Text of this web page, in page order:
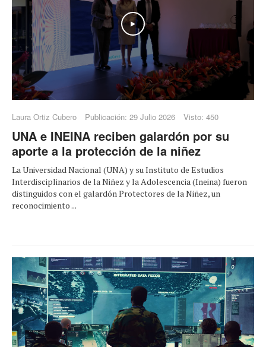
Play
Laura Ortiz Cubero Publicación: 29 Julio 2026 Visto: 450
UNA e INEINA reciben galardón por su
aporte a la protección de la niñez
La Universidad Nacional (UNA) y su Instituto de Estudios
Interdisciplinarios de la Niñez y la Adolescencia (Ineina) fueron
distinguidos con el galardón Protectores de la Niñez, un
reconocimiento ...